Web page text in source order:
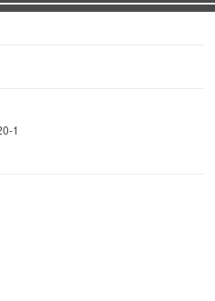
ィーまで対応可能です
利用日前日の17時までとな
1